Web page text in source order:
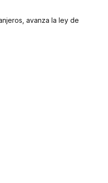
avanza la ley de